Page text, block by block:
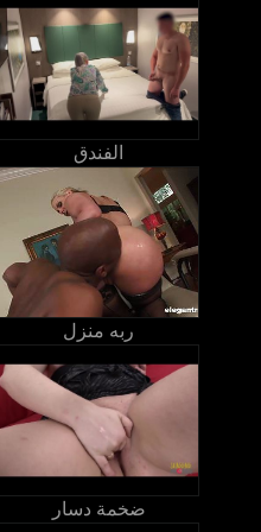
الفندق
ربه منزل
ضخمة دسار